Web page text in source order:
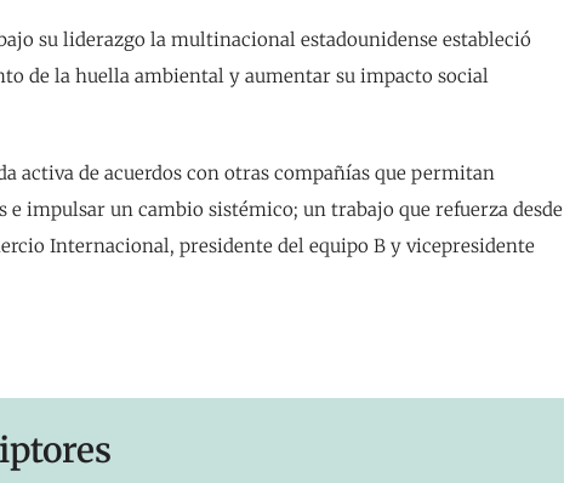
su liderazgo la multinacional estadounidense estableció
de la huella ambiental y aumentar su impacto social
activa de acuerdos con otras compañías que permitan
impulsar un cambio sistémico; un trabajo que refuerza desde
Internacional, presidente del equipo B y vicepresidente